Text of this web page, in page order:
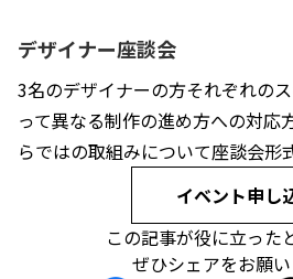
デザイナー座談会
3名のデザイナーの方それぞれの
って異なる制作の進め方への対応
らではの取組みについて座談会形
イベント申し
この記事が役に立った
ぜひシェアをお願い